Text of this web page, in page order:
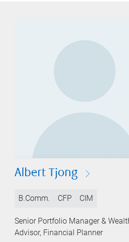
Albert Tjong
B.Comm. CFP CIM
Senior Portfolio Manager &
Advisor, Financial Planner